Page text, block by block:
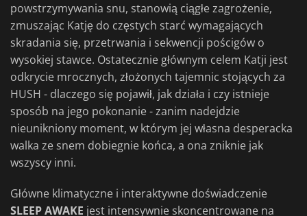
powstrzymywania snu, stanowią ciągłe zagrożenie,
zmuszając Katję do częstych starć wymagających
skradania się, przetrwania i sekwencji pościgów o
wysokiej stawce. Ostatecznie głównym celem Katji jest
odkrycie mrocznych, złożonych tajemnic stojących za
HUSH - dlaczego się pojawił, jak działa i czy istnieje
sposób na jego pokonanie - zanim nadejdzie
nieunikniony moment, w którym jej własna desperacka
walka ze snem dobiegnie końca, a ona zniknie jak
wszyscy inni.
Główne klimatyczne i interaktywne doświadczenie
SLEEP AWAKE jest intensywnie skoncentrowane na